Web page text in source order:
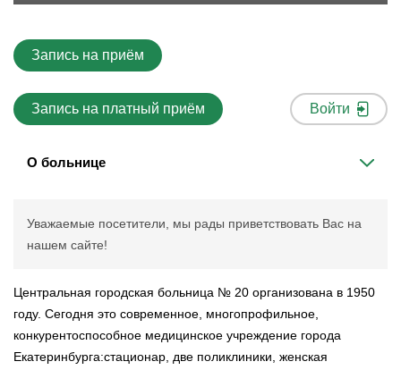
Запись на приём
Запись на платный приём Войти
О больнице
Уважаемые посетители, мы рады приветствовать Вас на
нашем сайте!
Центральная городская больница № 20 организована в 1950
году. Сегодня это современное, многопрофильное,
конкурентоспособное медицинское учреждение города
Екатеринбурга:стационар, две поликлиники, женская